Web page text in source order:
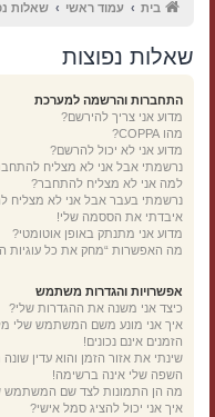
בית עמוד ראשי שאלות
שאלות נפוצות
התחברות והרשמה למערכת
מדוע אני צריך להירשם?
מהו COPPA?
מדוע אני לא יכול להרשם?
נרשמתי אבל אני לא מצליח
למה אני לא מצליח להתחבר?
נרשמתי בעבר אבל אני לא מצליח
איבדתי את הססמה שלי!
מדוע אני מתנתק באופן אוטומטי?
מה האפשרות “מחק את כל עוגיות
אפשרויות והגדרות משתמש
כיצד אני משנה את ההגדרות שלי?
איך אני מונע משם המשתמש שלי
הזמנים אינם נכונים!
שינתי את אזור הזמן והוא עדין
השפה שלי אינה ברשימה!
מה הן התמונות לצד שם המשתמש
איך אני יכול להציג סמל אישי?